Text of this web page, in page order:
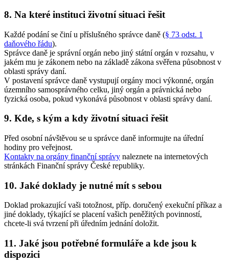
8. Na které instituci životní situaci řešit
Každé podání se činí u příslušného správce daně (§ 73 odst. 1
daňového řádu).
Správce daně je správní orgán nebo jiný státní orgán v rozsahu, v
jakém mu je zákonem nebo na základě zákona svěřena působnost v
oblasti správy daní.
V postavení správce daně vystupují orgány moci výkonné, orgán
územního samosprávného celku, jiný orgán a právnická nebo
fyzická osoba, pokud vykonává působnost v oblasti správy daní.
9. Kde, s kým a kdy životní situaci řešit
Před osobní návštěvou se u správce daně informujte na úřední
hodiny pro veřejnost.
Kontakty na orgány finanční správy naleznete na internetových
stránkách Finanční správy České republiky.
10. Jaké doklady je nutné mít s sebou
Doklad prokazující vaši totožnost, příp. doručený exekuční příkaz a
jiné doklady, týkající se placení vašich peněžitých povinností,
chcete-li svá tvrzení při úředním jednání doložit.
11. Jaké jsou potřebné formuláře a kde jsou k
dispozici